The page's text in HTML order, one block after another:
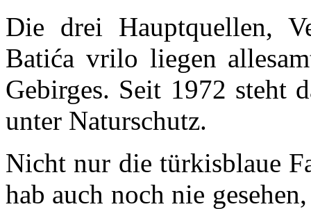
Die drei Hauptquellen,
Batića vrilo liegen
Gebirges. Seit 1972 steht
unter Naturschutz.
Nicht nur die türkisblaue
hab auch noch nie